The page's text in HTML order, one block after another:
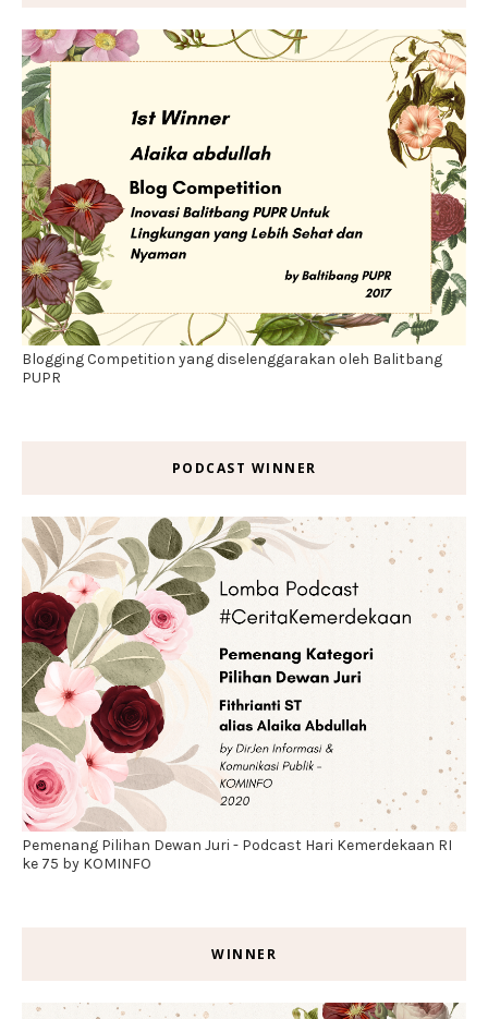
Blogging Competition yang diselenggarakan oleh Balitbang
PUPR
PODCAST WINNER
Pemenang Pilihan Dewan Juri - Podcast Hari Kemerdekaan RI
ke 75 by KOMINFO
WINNER